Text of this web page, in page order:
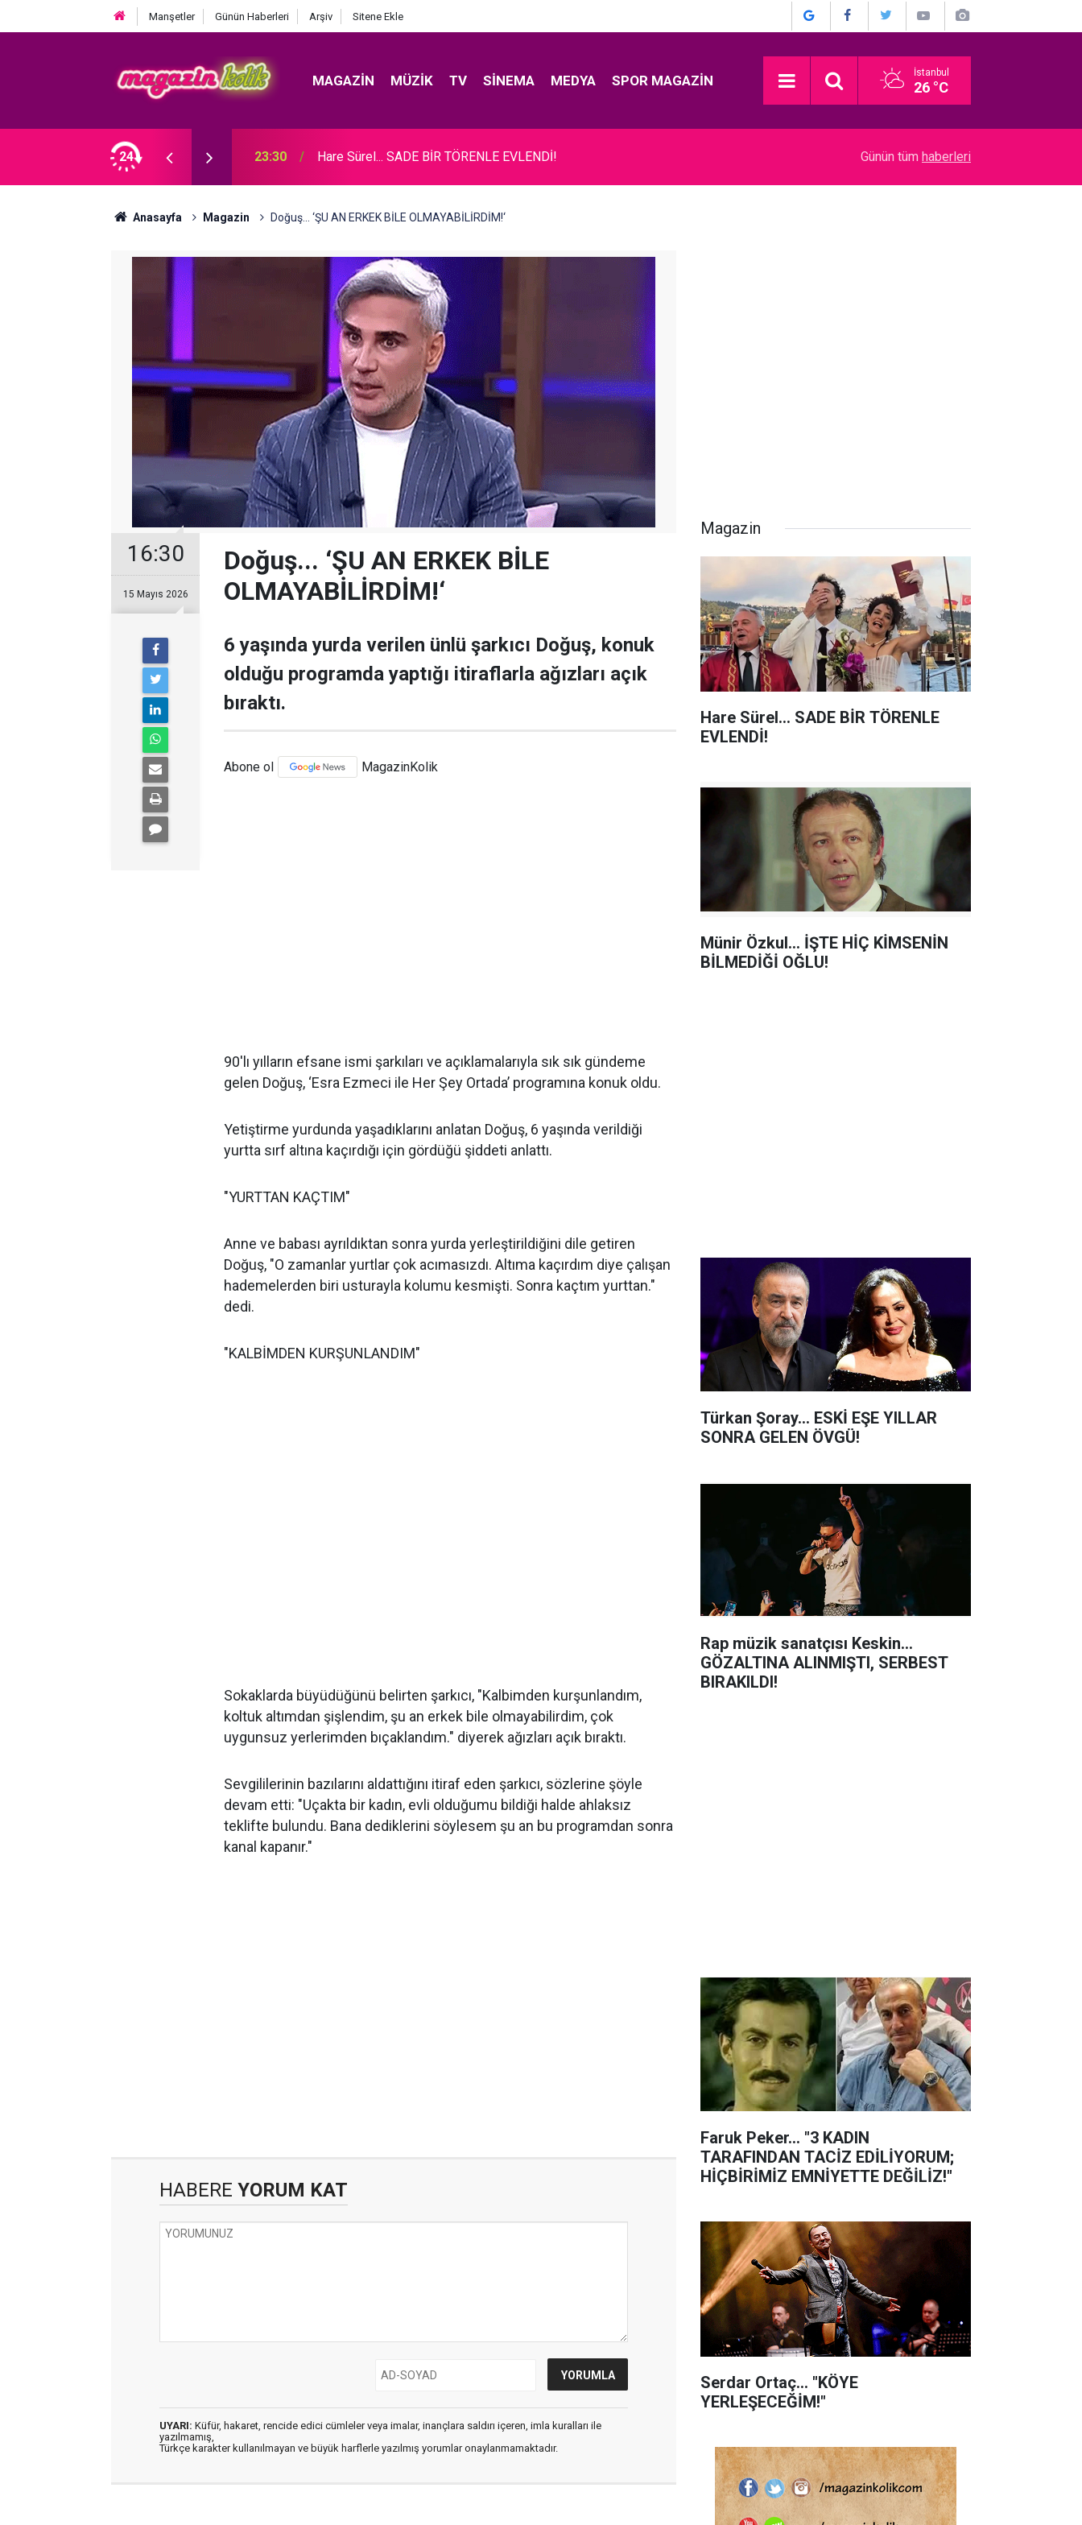
Manşetler Günün Haberleri Arşiv Sitene Ekle
MAGAZIN MÜZIK TV SINEMA MEDYA SPOR MAGAZIN İstanbul
26 °C
24
Bayraşa... SÜRPRİZ İŞ BİRLİĞİ! 23:30 Hare Sürel... SADE BİR TÖRENLE EVLENDİ! Münir Özkul... İŞTE HİÇ KİMSENİN BİLMEDİĞİ
Günün tüm haberleri
Anasayfa Magazin Doğuş... ‘ŞU AN ERKEK BİLE OLMAYABİLİRDİM!‘
16:30
15 Mayıs 2026
Doğuş... ‘ŞU AN ERKEK BİLE
OLMAYABİLİRDİM!‘
6 yaşında yurda verilen ünlü şarkıcı Doğuş, konuk
olduğu programda yaptığı itiraflarla ağızları açık
bıraktı.
Abone ol MagazinKolik
90'lı yılların efsane ismi şarkıları ve açıklamalarıyla sık sık gündeme
gelen Doğuş, ‘Esra Ezmeci ile Her Şey Ortada’ programına konuk oldu.
Yetiştirme yurdunda yaşadıklarını anlatan Doğuş, 6 yaşında verildiği
yurtta sırf altına kaçırdığı için gördüğü şiddeti anlattı.
"YURTTAN KAÇTIM"
Anne ve babası ayrıldıktan sonra yurda yerleştirildiğini dile getiren
Doğuş, "O zamanlar yurtlar çok acımasızdı. Altıma kaçırdım diye çalışan
hademelerden biri usturayla kolumu kesmişti. Sonra kaçtım yurttan."
dedi.
"KALBİMDEN KURŞUNLANDIM"
Sokaklarda büyüdüğünü belirten şarkıcı, "Kalbimden kurşunlandım,
koltuk altımdan şişlendim, şu an erkek bile olmayabilirdim, çok
uygunsuz yerlerimden bıçaklandım." diyerek ağızları açık bıraktı.
Sevgililerinin bazılarını aldattığını itiraf eden şarkıcı, sözlerine şöyle
devam etti: "Uçakta bir kadın, evli olduğumu bildiği halde ahlaksız
teklifte bulundu. Bana dediklerini söylesem şu an bu programdan sonra
kanal kapanır."
HABERE YORUM KAT
UYARI: Küfür, hakaret, rencide edici cümleler veya imalar, inançlara saldırı içeren, imla kuralları ile
yazılmamış,
Türkçe karakter kullanılmayan ve büyük harflerle yazılmış yorumlar onaylanmamaktadır.
Magazin
Hare Sürel... SADE BİR TÖRENLE
EVLENDİ!
Münir Özkul... İŞTE HİÇ KİMSENİN
BİLMEDİĞİ OĞLU!
Türkan Şoray... ESKİ EŞE YILLAR
SONRA GELEN ÖVGÜ!
Rap müzik sanatçısı Keskin...
GÖZALTINA ALINMIŞTI, SERBEST
BIRAKILDI!
Faruk Peker... "3 KADIN
TARAFINDAN TACİZ EDİLİYORUM;
HİÇBİRİMİZ EMNİYETTE DEĞİLİZ!"
Serdar Ortaç... "KÖYE
YERLEŞECEĞİM!"